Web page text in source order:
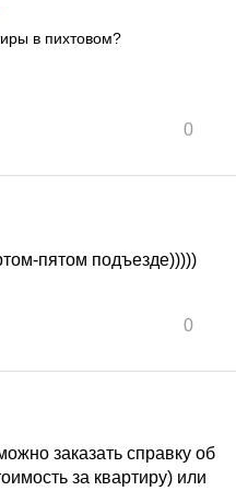
в пихтовом?
0
пятом подъезде)))))
0
заказать справку об
за квартиру) или